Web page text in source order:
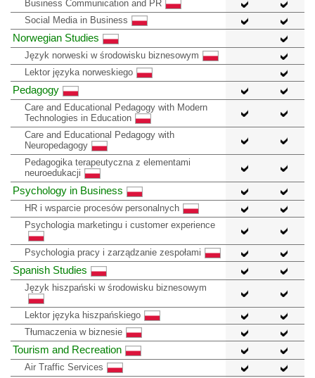
Business Communication and PR
Social Media in Business
Norwegian Studies
Język norweski w środowisku biznesowym
Lektor języka norweskiego
Pedagogy
Care and Educational Pedagogy with Modern
Technologies in Education
Care and Educational Pedagogy with
Neuropedagogy
Pedagogika terapeutyczna z elementami
neuroedukacji
Psychology in Business
HR i wsparcie procesów personalnych
Psychologia marketingu i customer experience
Psychologia pracy i zarządzanie zespołami
Spanish Studies
Język hiszpański w środowisku biznesowym
Lektor języka hiszpańskiego
Tłumaczenia w biznesie
Tourism and Recreation
Air Traffic Services